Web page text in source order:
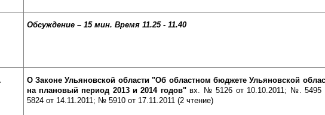
Обсуждение – 15 мин. Время 11.25 - 11.40
О Законе Ульяновской области "Об областном бюджете Ульяновской
на плановый период 2013 и 2014 годов"вх. № 5126 от 10.10.2011; №. 5495
5824 от 14.11.2011; № 5910 от 17.11.2011 (2 чтение)